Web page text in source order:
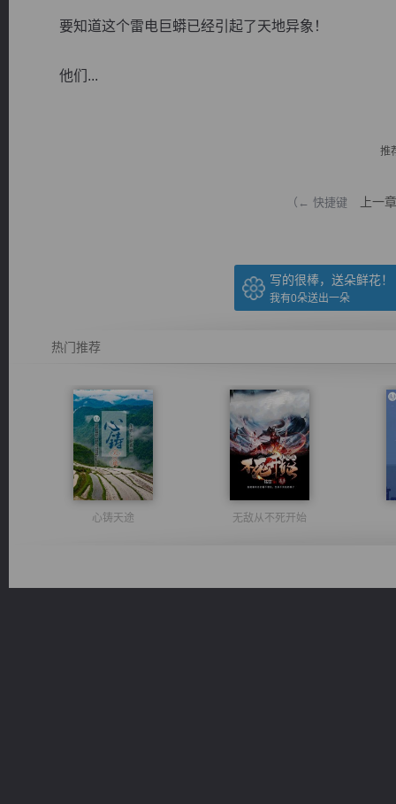
要知道这个雷电巨蟒已经引起了天地异象！
他们...
推
（← 快捷键 上一章
写的很棒，送朵鲜花！
我有0朵送出一朵
热门推荐
心铸天途 无敌从不死开始